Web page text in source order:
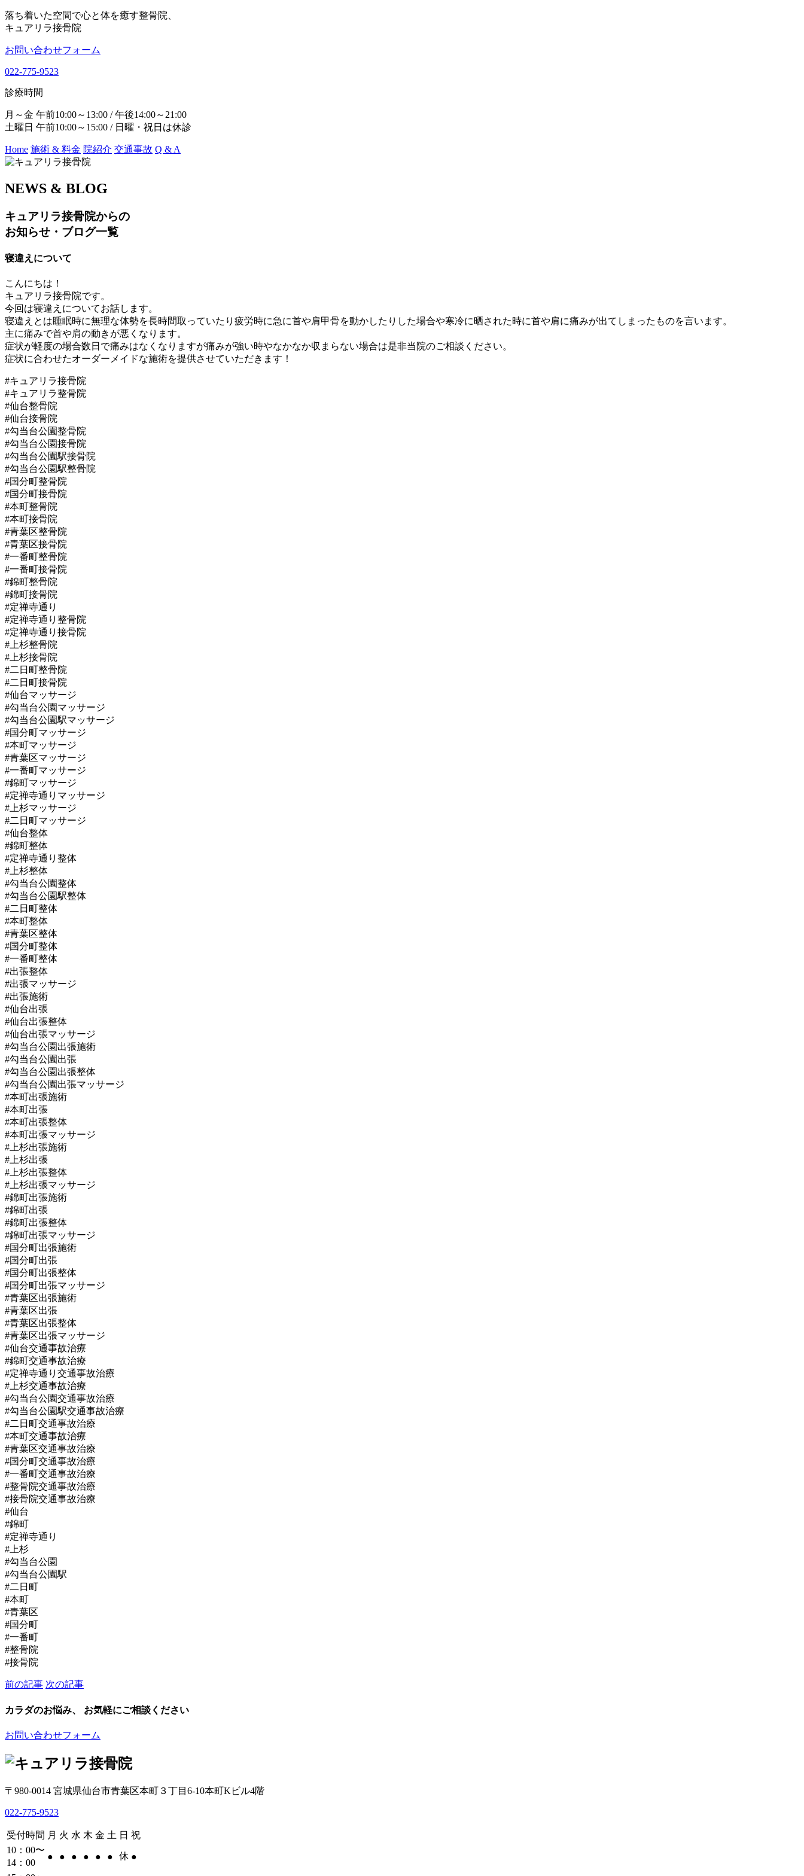
落ち着いた空間で心と体を癒す整骨院、
キュアリラ接骨院
お問い合わせフォーム
022-775-9523
診療時間
月～金 午前10:00～13:00 / 午後14:00～21:00
土曜日 午前10:00～15:00 / 日曜・祝日は休診
Home 施術 & 料金 院紹介 交通事故 Q & A
NEWS & BLOG
キュアリラ接骨院からの
お知らせ・ブログ一覧
寝違えについて
こんにちは！
キュアリラ接骨院です。
今回は寝違えについてお話します。
寝違えとは睡眠時に無理な体勢を長時間取っていたり疲労時に急に首や肩甲骨を動かしたりした場合や寒冷に晒された時に首や肩に痛みが出てしまったものを言います。
主に痛みで首や肩の動きが悪くなります。
症状が軽度の場合数日で痛みはなくなりますが痛みが強い時やなかなか収まらない場合は是非当院のご相談ください。
症状に合わせたオーダーメイドな施術を提供させていただきます！
#キュアリラ接骨院
#キュアリラ整骨院
#仙台整骨院
#仙台接骨院
#勾当台公園整骨院
#勾当台公園接骨院
#勾当台公園駅接骨院
#勾当台公園駅整骨院
#国分町整骨院
#国分町接骨院
#本町整骨院
#本町接骨院
#青葉区整骨院
#青葉区接骨院
#一番町整骨院
#一番町接骨院
#錦町整骨院
#錦町接骨院
#定禅寺通り
#定禅寺通り整骨院
#定禅寺通り接骨院
#上杉整骨院
#上杉接骨院
#二日町整骨院
#二日町接骨院
#仙台マッサージ
#勾当台公園マッサージ
#勾当台公園駅マッサージ
#国分町マッサージ
#本町マッサージ
#青葉区マッサージ
#一番町マッサージ
#錦町マッサージ
#定禅寺通りマッサージ
#上杉マッサージ
#二日町マッサージ
#仙台整体
#錦町整体
#定禅寺通り整体
#上杉整体
#勾当台公園整体
#勾当台公園駅整体
#二日町整体
#本町整体
#青葉区整体
#国分町整体
#一番町整体
#出張整体
#出張マッサージ
#出張施術
#仙台出張
#仙台出張整体
#仙台出張マッサージ
#勾当台公園出張施術
#勾当台公園出張
#勾当台公園出張整体
#勾当台公園出張マッサージ
#本町出張施術
#本町出張
#本町出張整体
#本町出張マッサージ
#上杉出張施術
#上杉出張
#上杉出張整体
#上杉出張マッサージ
#錦町出張施術
#錦町出張
#錦町出張整体
#錦町出張マッサージ
#国分町出張施術
#国分町出張
#国分町出張整体
#国分町出張マッサージ
#青葉区出張施術
#青葉区出張
#青葉区出張整体
#青葉区出張マッサージ
#仙台交通事故治療
#錦町交通事故治療
#定禅寺通り交通事故治療
#上杉交通事故治療
#勾当台公園交通事故治療
#勾当台公園駅交通事故治療
#二日町交通事故治療
#本町交通事故治療
#青葉区交通事故治療
#国分町交通事故治療
#一番町交通事故治療
#整骨院交通事故治療
#接骨院交通事故治療
#仙台
#錦町
#定禅寺通り
#上杉
#勾当台公園
#勾当台公園駅
#二日町
#本町
#青葉区
#国分町
#一番町
#整骨院
#接骨院
前の記事 次の記事
カラダのお悩み、 お気軽にご相談ください
お問い合わせフォーム
〒980-0014 宮城県仙台市青葉区本町３丁目6-10本町Kビル4階
022-775-9523
受付時間 月 火 水 木 金 土 日 祝
10：00〜
14：00
● ● ● ● ● ● 休 ●